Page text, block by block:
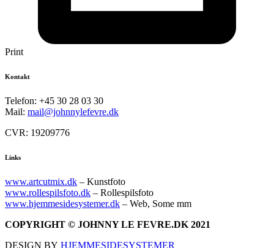
Print
Kontakt
Telefon: +45 30 28 03 30
Mail: mail@johnnylefevre.dk
CVR: 19209776
Links
www.artcutmix.dk – Kunstfoto
www.rollespilsfoto.dk – Rollespilsfoto
www.hjemmesidesystemer.dk – Web, Some mm
COPYRIGHT © JOHNNY LE FEVRE.DK 2021
DESIGN BY HJEMMESIDESYSTEMER